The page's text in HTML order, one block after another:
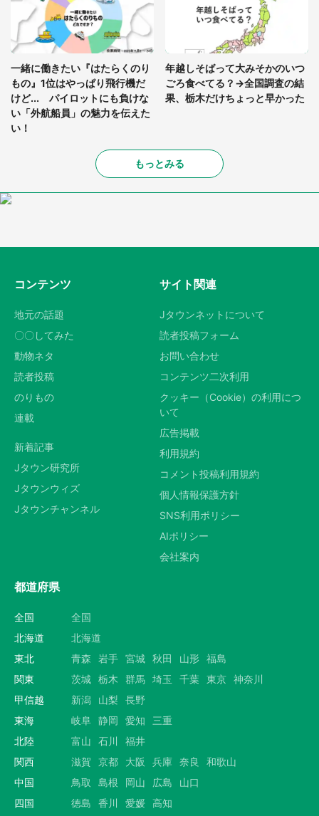
一緒に働きたい『はたらくのり
もの』1位はやっぱり飛行機だ
けど... パイロットにも負けな
い「外航船員」の魅力を伝えた
い！
年越しそばって大みそかのいつ
ごろ食べてる？→全国調査の結
果、栃木だけちょっと早かった
もっとみる
コンテンツ
地元の話題
〇〇してみた
動物ネタ
読者投稿
のりもの
連載
新着記事
Jタウン研究所
Jタウンウィズ
Jタウンチャンネル
サイト関連
Jタウンネットについて
読者投稿フォーム
お問い合わせ
コンテンツ二次利用
クッキー（Cookie）の利用につ
いて
広告掲載
利用規約
コメント投稿利用規約
個人情報保護方針
SNS利用ポリシー
AIポリシー
会社案内
都道府県
全国
全国
北海道
北海道
東北
青森 岩手 宮城 秋田 山形 福島
関東
茨城 栃木 群馬 埼玉 千葉 東京 神奈川
甲信越
新潟 山梨
長野
東海
岐阜 静岡 愛知
三重
北陸
富山 石川
福井
関西
滋賀 京都 大阪 兵庫 奈良
和歌山
中国
鳥取 島根 岡山 広島
山口
四国
徳島 香川 愛媛 高知